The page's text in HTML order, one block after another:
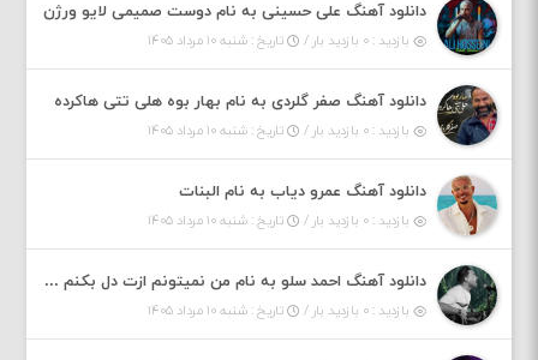
دانلود آهنگ علی حسینی به نام دوست صمیمی لایو ورژن
بازدید : ۰ بازدید بار / تاریخ : شنبه ۱۰ مرداد ۱۴۰۵
دانلود آهنگ صفر گلردی به نام بهار بوه هلی تتی هاکرده
بازدید : ۰ بازدید بار / تاریخ : شنبه ۱۰ مرداد ۱۴۰۵
دانلود آهنگ عمرو دیاب به نام البنات
بازدید : ۰ بازدید بار / تاریخ : شنبه ۱۰ مرداد ۱۴۰۵
دانلود آهنگ احمد سلو به نام من نمیتونم ازت دل بکنم خود قلبمی دردت به تنم
بازدید : ۰ بازدید بار / تاریخ : شنبه ۱۰ مرداد ۱۴۰۵